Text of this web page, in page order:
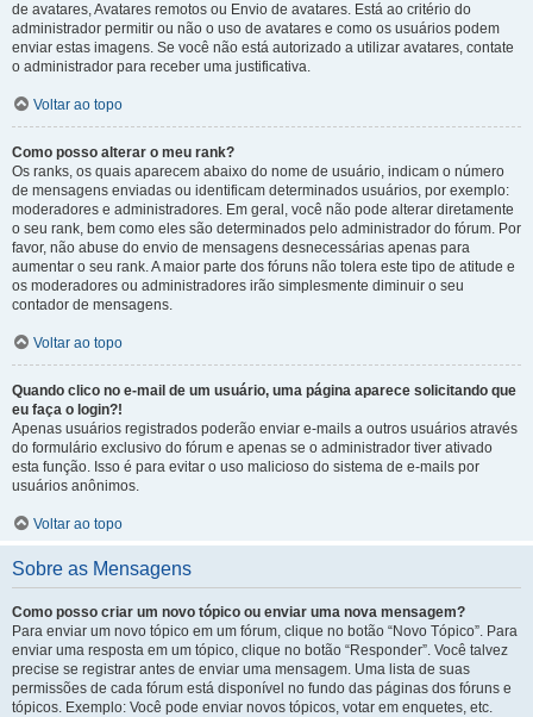
de avatares, Avatares remotos ou Envio de avatares. Está ao critério do
administrador permitir ou não o uso de avatares e como os usuários podem
enviar estas imagens. Se você não está autorizado a utilizar avatares, contate
o administrador para receber uma justificativa.
Voltar ao topo
Como posso alterar o meu rank?
Os ranks, os quais aparecem abaixo do nome de usuário, indicam o número
de mensagens enviadas ou identificam determinados usuários, por exemplo:
moderadores e administradores. Em geral, você não pode alterar diretamente
o seu rank, bem como eles são determinados pelo administrador do fórum. Por
favor, não abuse do envio de mensagens desnecessárias apenas para
aumentar o seu rank. A maior parte dos fóruns não tolera este tipo de atitude e
os moderadores ou administradores irão simplesmente diminuir o seu
contador de mensagens.
Voltar ao topo
Quando clico no e-mail de um usuário, uma página aparece solicitando que
eu faça o login?!
Apenas usuários registrados poderão enviar e-mails a outros usuários através
do formulário exclusivo do fórum e apenas se o administrador tiver ativado
esta função. Isso é para evitar o uso malicioso do sistema de e-mails por
usuários anônimos.
Voltar ao topo
Sobre as Mensagens
Como posso criar um novo tópico ou enviar uma nova mensagem?
Para enviar um novo tópico em um fórum, clique no botão “Novo Tópico”. Para
enviar uma resposta em um tópico, clique no botão “Responder”. Você talvez
precise se registrar antes de enviar uma mensagem. Uma lista de suas
permissões de cada fórum está disponível no fundo das páginas dos fóruns e
tópicos. Exemplo: Você pode enviar novos tópicos, votar em enquetes, etc.